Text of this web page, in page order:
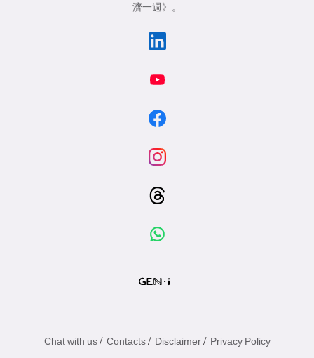
濟一週》
。
Chat with us / Contacts / Disclaimer / Privacy Policy